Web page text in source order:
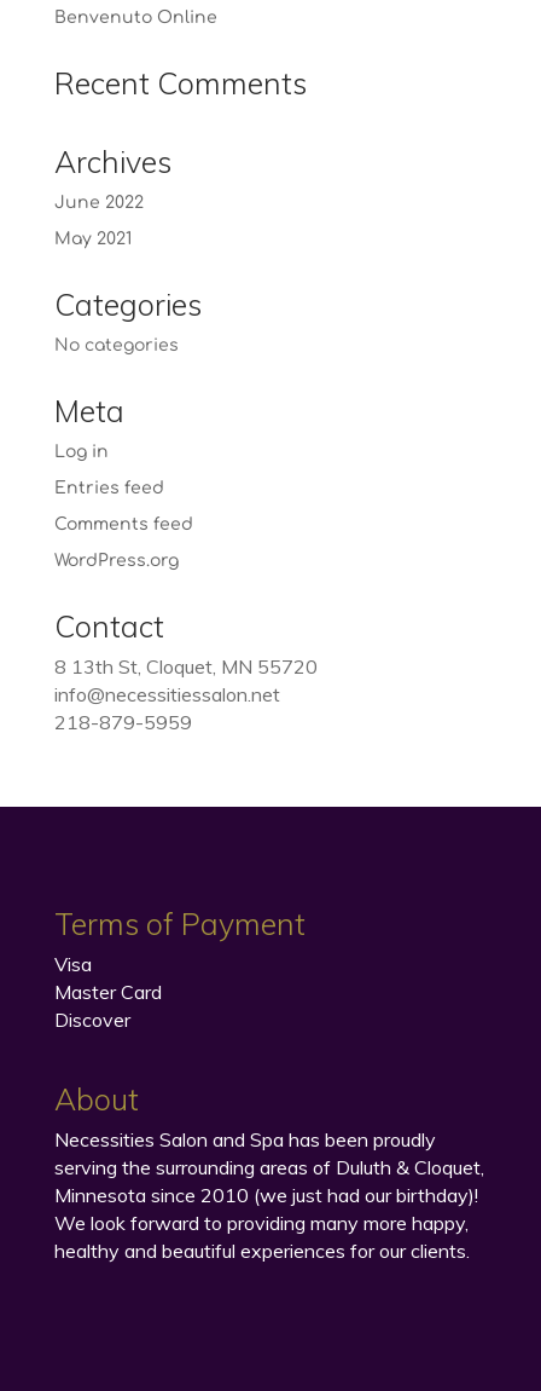
Benvenuto Online
Recent Comments
Archives
June 2022
May 2021
Categories
No categories
Meta
Log in
Entries feed
Comments feed
WordPress.org
Contact
8 13th St, Cloquet, MN 55720
info@necessitiessalon.net
218-879-5959
Terms of Payment
Visa
Master Card
Discover
About
Necessities Salon and Spa has been proudly
serving the surrounding areas of Duluth & Cloquet,
Minnesota since 2010 (we just had our birthday)!
We look forward to providing many more happy,
healthy and beautiful experiences for our clients.